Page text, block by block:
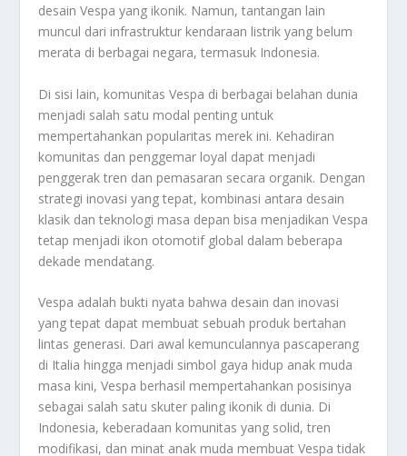
desain Vespa yang ikonik. Namun, tantangan lain
muncul dari infrastruktur kendaraan listrik yang belum
merata di berbagai negara, termasuk Indonesia.
Di sisi lain, komunitas Vespa di berbagai belahan dunia
menjadi salah satu modal penting untuk
mempertahankan popularitas merek ini. Kehadiran
komunitas dan penggemar loyal dapat menjadi
penggerak tren dan pemasaran secara organik. Dengan
strategi inovasi yang tepat, kombinasi antara desain
klasik dan teknologi masa depan bisa menjadikan Vespa
tetap menjadi ikon otomotif global dalam beberapa
dekade mendatang.
Vespa adalah bukti nyata bahwa desain dan inovasi
yang tepat dapat membuat sebuah produk bertahan
lintas generasi. Dari awal kemunculannya pascaperang
di Italia hingga menjadi simbol gaya hidup anak muda
masa kini, Vespa berhasil mempertahankan posisinya
sebagai salah satu skuter paling ikonik di dunia. Di
Indonesia, keberadaan komunitas yang solid, tren
modifikasi, dan minat anak muda membuat Vespa tidak